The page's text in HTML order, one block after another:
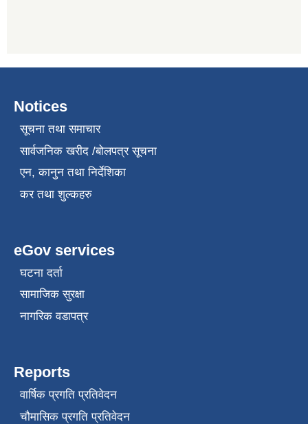
Notices
सूचना तथा समाचार
सार्वजनिक खरीद /बोलपत्र सूचना
एन, कानुन तथा निर्देशिका
कर तथा शुल्कहरु
eGov services
घटना दर्ता
सामाजिक सुरक्षा
नागरिक वडापत्र
Reports
वार्षिक प्रगति प्रतिवेदन
चौमासिक प्रगति प्रतिवेदन